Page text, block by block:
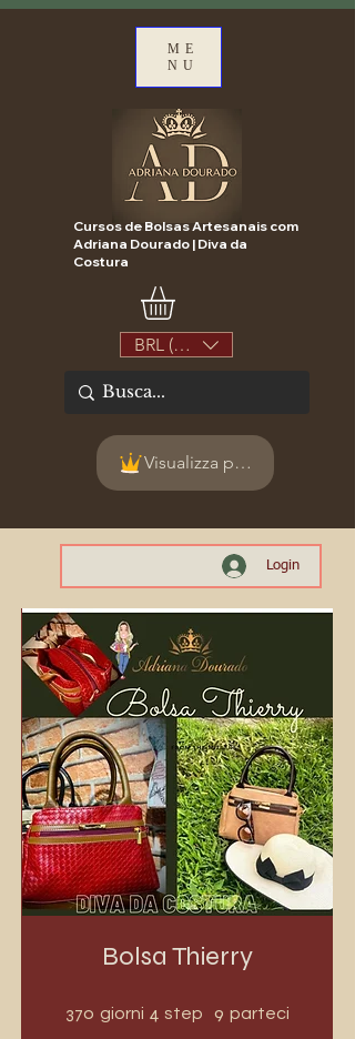
ME
NU
Cursos de Bolsas Artesanais com
Adriana Dourado | Diva da
Costura
BRL (R$)
Visualizza punti
Login
Bolsa Thierry
370 giorni 370 giorni
4 step 4 step
9 partecipanti